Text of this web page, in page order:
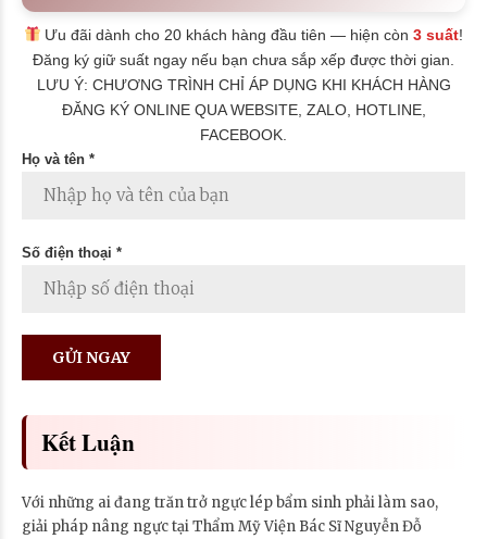
Ưu đãi dành cho 20 khách hàng đầu tiên — hiện còn3 suất!
Đăng ký giữ suất ngay nếu bạn chưa sắp xếp được thời gian.
LƯU Ý: CHƯƠNG TRÌNH CHỈ ÁP DỤNG KHI KHÁCH HÀNG
ĐĂNG KÝ ONLINE QUA WEBSITE, ZALO, HOTLINE,
FACEBOOK.
Họ và tên *
Số điện thoại *
Kết Luận
Với những ai đang trăn trở ngực lép bẩm sinh phải làm sao,
giải pháp nâng ngực tại Thẩm Mỹ Viện Bác Sĩ Nguyễn Đỗ